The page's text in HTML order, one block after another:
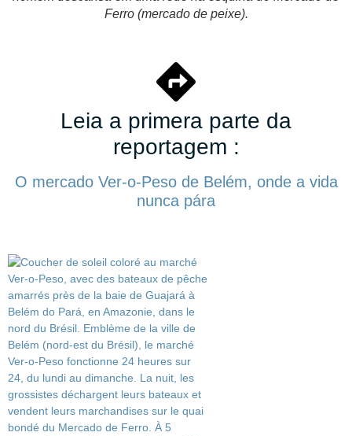
Ferro (mercado de peixe).
Leia a primera parte da
reportagem :
O mercado Ver-o-Peso de Belém, onde a vida
nunca pára